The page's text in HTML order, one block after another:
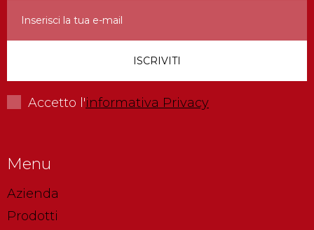
Accetto l'informativa Privacy
Menu
Azienda
Prodotti